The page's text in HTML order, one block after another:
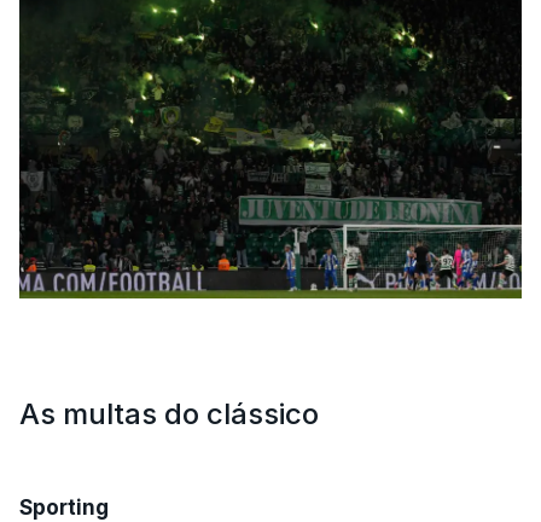
As multas do clássico
Sporting